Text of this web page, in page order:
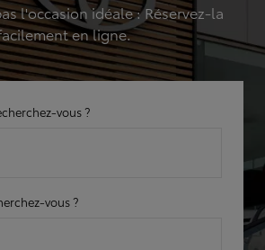
l'occasion idéale : Réservez-la
en ligne.
vous ?
vous ?